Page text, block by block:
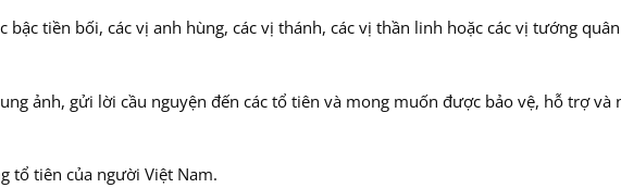
tiền bối, các vị anh hùng, các vị thánh, các vị thần linh hoặc các vị tướng
ảnh, gửi lời cầu nguyện đến các tổ tiên và mong muốn được bảo vệ, hỗ trợ
tổ tiên của người Việt Nam.